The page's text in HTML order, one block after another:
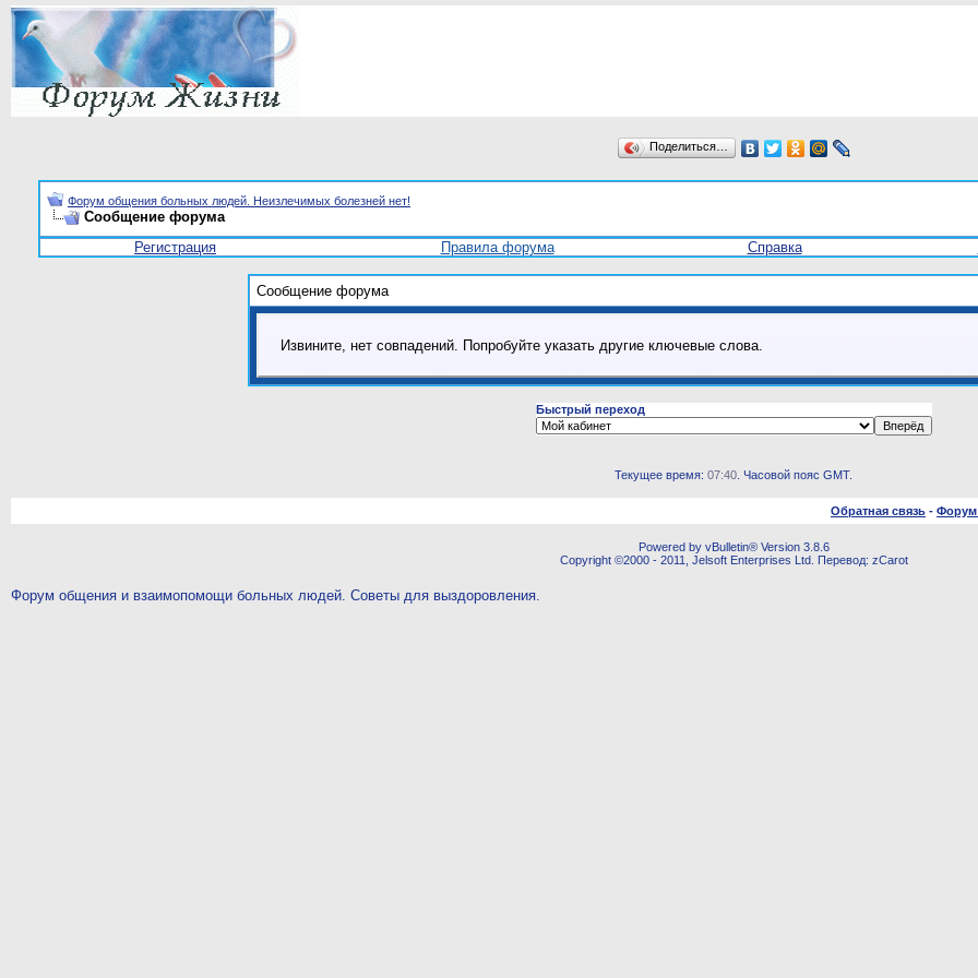
Поделиться…
Форум общения больных людей. Неизлечимых болезней нет!
Сообщение форума
Регистрация Правила форума Справка
Сообщение форума
Извините, нет совпадений. Попробуйте указать другие ключевые слова.
Быстрый переход
Текущее время: 07:40 . Часовой пояс GMT.
Обратная связь - Форум
Powered by vBulletin® Version 3.8.6
Copyright ©2000 - 2011, Jelsoft Enterprises Ltd. Перевод: zCarot
Форум общения и взаимопомощи больных людей. Советы для выздоровления.